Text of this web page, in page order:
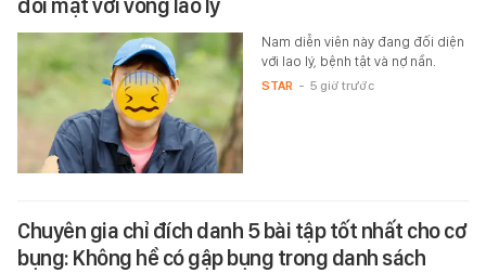
đối mặt với vòng lao lý
Nam diễn viên này đang đối diện
với lao lý, bệnh tật và nợ nần.
STAR - 5 giờ trước
Chuyên gia chỉ đích danh 5 bài tập tốt nhất cho cơ
bụng: Không hề có gập bụng trong danh sách